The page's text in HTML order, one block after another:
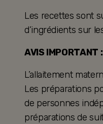
Les recettes sont
d’ingrédients sur
AVIS IMPORTANT :
L’allaitement
Les préparations
de personnes
préparations de